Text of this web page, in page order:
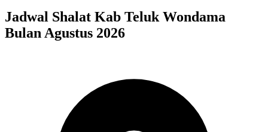
Jadwal Shalat Kab Teluk Wondama
Bulan Agustus 2026